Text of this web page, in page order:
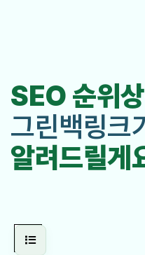
SEO 순위
그린백링크
알려드릴게